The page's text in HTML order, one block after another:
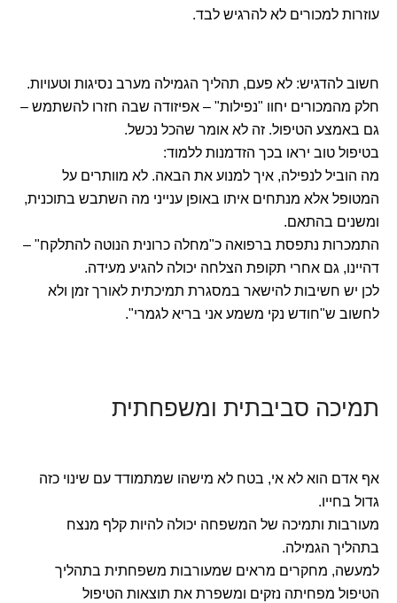
עוזרות למכורים לא להרגיש לבד.
חשוב להדגיש: לא פעם, תהליך הגמילה מערב נסיגות וטעויות.
חלק מהמכורים יחוו "נפילות" – אפיזודה שבה חזרו להשתמש –
גם באמצע הטיפול. זה לא אומר שהכל נכשל.
בטיפול טוב יראו בכך הזדמנות ללמוד:
מה הוביל לנפילה, איך למנוע את הבאה. לא מוותרים על
המטופל אלא מנתחים איתו באופן ענייני מה השתבש בתוכנית,
ומשנים בהתאם.
התמכרות נתפסת ברפואה כ"מחלה כרונית הנוטה להתלקח" –
דהיינו, גם אחרי תקופת הצלחה יכולה להגיע מעידה.
לכן יש חשיבות להישאר במסגרת תמיכתית לאורך זמן ולא
לחשוב ש"חודש נקי משמע אני בריא לגמרי".
תמיכה סביבתית ומשפחתית
אף אדם הוא לא אי, בטח לא מישהו שמתמודד עם שינוי כזה
גדול בחייו.
מעורבות ותמיכה של המשפחה יכולה להיות קלף מנצח
בתהליך הגמילה.
למעשה, מחקרים מראים שמעורבות משפחתית בתהליך
הטיפול מפחיתה נזקים ומשפרת את תוצאות הטיפול